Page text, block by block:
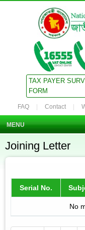
TAX PAYER
FORM
FAQ Contact
MENU
Joining Letter
Serial No.
No